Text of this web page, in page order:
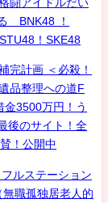
闘アイドルだい
BNK48 ！
！SKE48
完計画 ＜必殺！
品整理への道F
金3500万円！う
後のサイト！全
！公開中
ルステーション
職孤独居老人的